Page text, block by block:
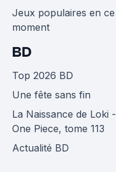
Jeux populaires en ce
moment
BD
Top 2026 BD
Une fête sans fin
La Naissance de Loki -
One Piece, tome 113
Actualité BD